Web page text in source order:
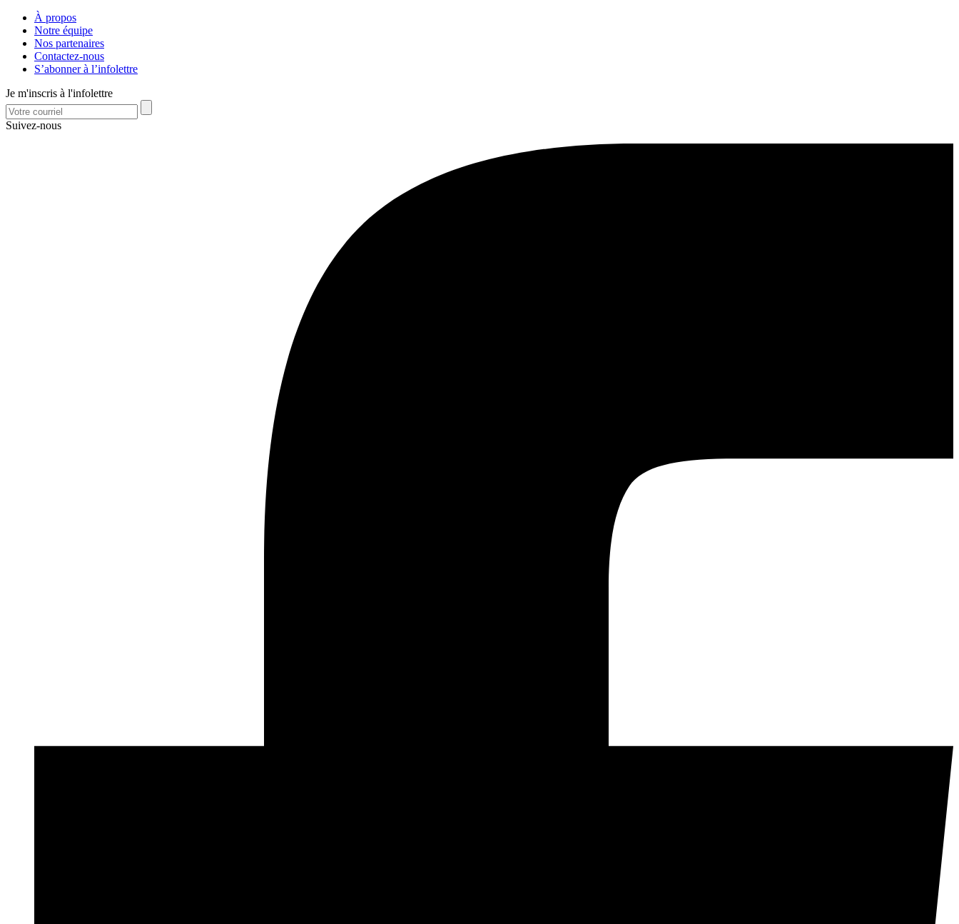
À propos
Notre équipe
Nos partenaires
Contactez-nous
S’abonner à l’infolettre
Je m'inscris à l'infolettre
Suivez-nous